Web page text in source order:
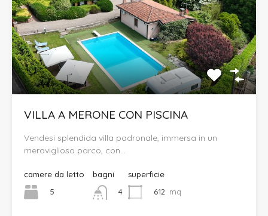
VILLA A MERONE CON PISCINA
Vendesi splendida villa padronale, immersa in un
meraviglioso parco, con…
camere da letto
5
bagni
4
superficie
612 mq